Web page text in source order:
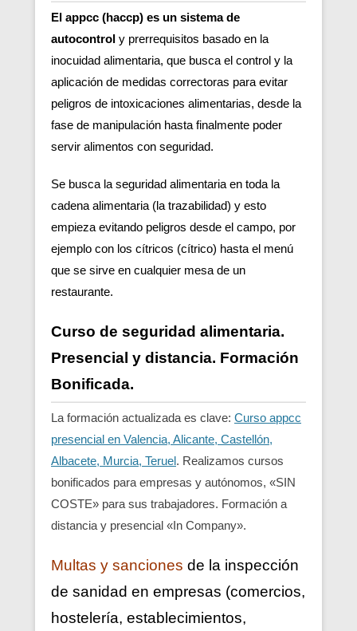
El appcc (haccp) es un sistema de
autocontrol y prerrequisitos basado en la
inocuidad alimentaria, que busca el control y la
aplicación de medidas correctoras para evitar
peligros de intoxicaciones alimentarias, desde la
fase de manipulación hasta finalmente poder
servir alimentos con seguridad.
Se busca la seguridad alimentaria en toda la
cadena alimentaria (la trazabilidad) y esto
empieza evitando peligros desde el campo, por
ejemplo con los cítricos (cítrico) hasta el menú
que se sirve en cualquier mesa de un
restaurante.
Curso de seguridad alimentaria.
Presencial y distancia. Formación
Bonificada.
La formación actualizada es clave: Curso appcc
presencial en Valencia, Alicante, Castellón,
Albacete, Murcia, Teruel. Realizamos cursos
bonificados para empresas y autónomos, «SIN
COSTE» para sus trabajadores. Formación a
distancia y presencial «In Company».
Multas y sanciones de la inspección
de sanidad en empresas (comercios,
hostelería, establecimientos,